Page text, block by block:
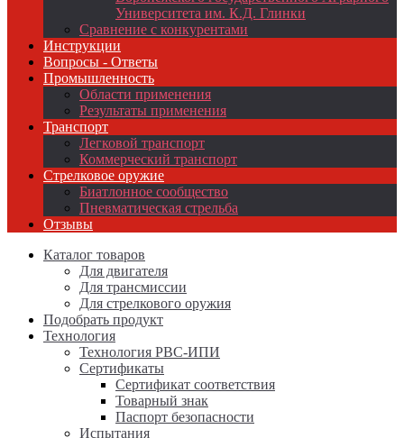
Университета им. К.Д. Глинки
Сравнение с конкурентами
Инструкции
Вопросы - Ответы
Промышленность
Области применения
Результаты применения
Транспорт
Легковой транспорт
Коммерческий транспорт
Стрелковое оружие
Биатлонное сообщество
Пневматическая стрельба
Отзывы
Каталог товаров
Для двигателя
Для трансмиссии
Для стрелкового оружия
Подобрать продукт
Технология
Технология РВС-ИПИ
Сертификаты
Сертификат соответствия
Товарный знак
Паспорт безопасности
Испытания